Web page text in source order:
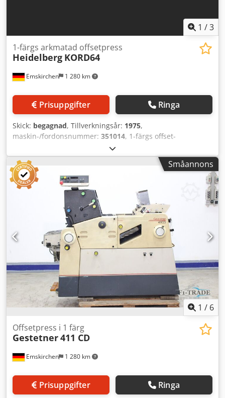
1 /3
Emskirchen 1 280 km
1-färgs arkmatad offsetpress
Heidelberg KORD64
Prisuppgifter Ringa
Skick: begagnad, Tillverkningsår: 1975,
maskin-/fordonsnummer: 351014, 1-färgs offset-
arkenpress Heidelberg KORD 64, årgång 1975 - Serienr.
337842 Max. format: 460 x 640 mm Max. hastighet: 8 000
ark/timme Konventionellt fuktningssystem Online-
videoundersökning via Skype-video Vi ser fram emot ert
besök – fler maskiner i lager Omedelbart tillgänglig – kan
inspekteras Finns i lager i Emskirchen / Nürnberg – kan
provköras Dksdpfemc Ergsx Ahnor
Småannons
1 / 6
Emskirchen 1 280 km
Offsetpress i 1 färg
Gestetner411 CD
Prisuppgifter Ringa